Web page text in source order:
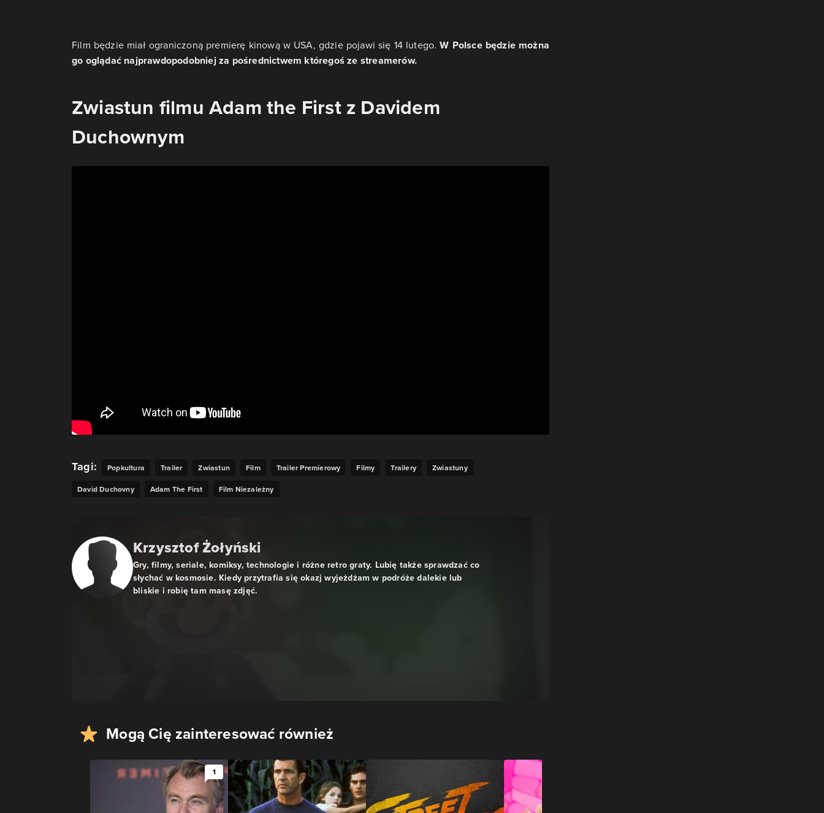
Film będzie miał ograniczoną premierę kinową w USA, gdzie pojawi się 14 lutego.W Polsce będzie można
go oglądać najprawdopodobniej za pośrednictwem któregoś ze streamerów.
Zwiastun filmu Adam the First z Davidem
Duchownym
Tagi: Popkultura Trailer Zwiastun Film Trailer Premierowy Filmy Trailery
Zwiastuny
David Duchovny
Adam The First Film Niezależny
Krzysztof Żołyński
Gry, filmy, seriale, komiksy, technologie i różne retro graty. Lubię także sprawdzać co
słychać w kosmosie. Kiedy przytrafia się okazj wyjeżdżam w podróże dalekie lub
bliskie i robię tam masę zdjęć.
Mogą Cię zainteresować również
1